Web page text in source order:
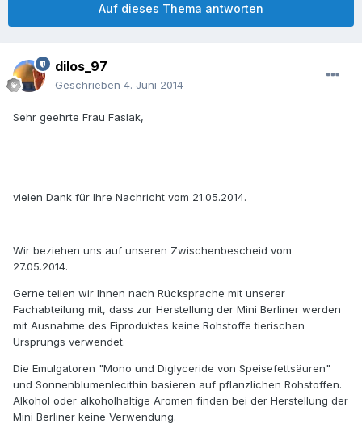
Auf dieses Thema antworten
dilos_97
Geschrieben 4. Juni 2014
Sehr geehrte Frau Faslak,
vielen Dank für Ihre Nachricht vom 21.05.2014.
Wir beziehen uns auf unseren Zwischenbescheid vom
27.05.2014.
Gerne teilen wir Ihnen nach Rücksprache mit unserer
Fachabteilung mit, dass zur Herstellung der Mini Berliner werden
mit Ausnahme des Eiproduktes keine Rohstoffe tierischen
Ursprungs verwendet.
Die Emulgatoren "Mono und Diglyceride von Speisefettsäuren"
und Sonnenblumenlecithin basieren auf pflanzlichen Rohstoffen.
Alkohol oder alkoholhaltige Aromen finden bei der Herstellung der
Mini Berliner keine Verwendung.